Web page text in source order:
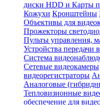
диски HDD и Карты
Кожухи Кронштейны
Объективы для
Прожекторы
Пульты управления,
Устройства передачи
Система
Сетевые видеокамеры
видеорегистраторы
Аналоговые
Тепловизионные
обеспечение для